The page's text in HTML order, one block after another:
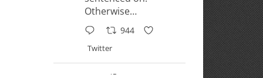
Otherwise…
944
Twitter